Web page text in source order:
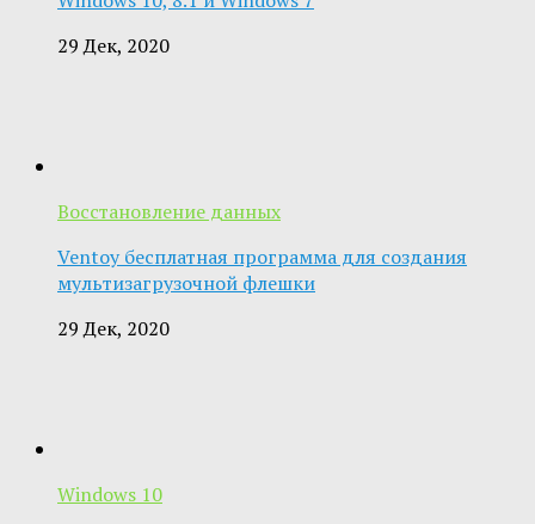
29 Дек, 2020
Восстановление данных
Ventoy бесплатная программа для создания
мультизагрузочной флешки
29 Дек, 2020
Windows 10